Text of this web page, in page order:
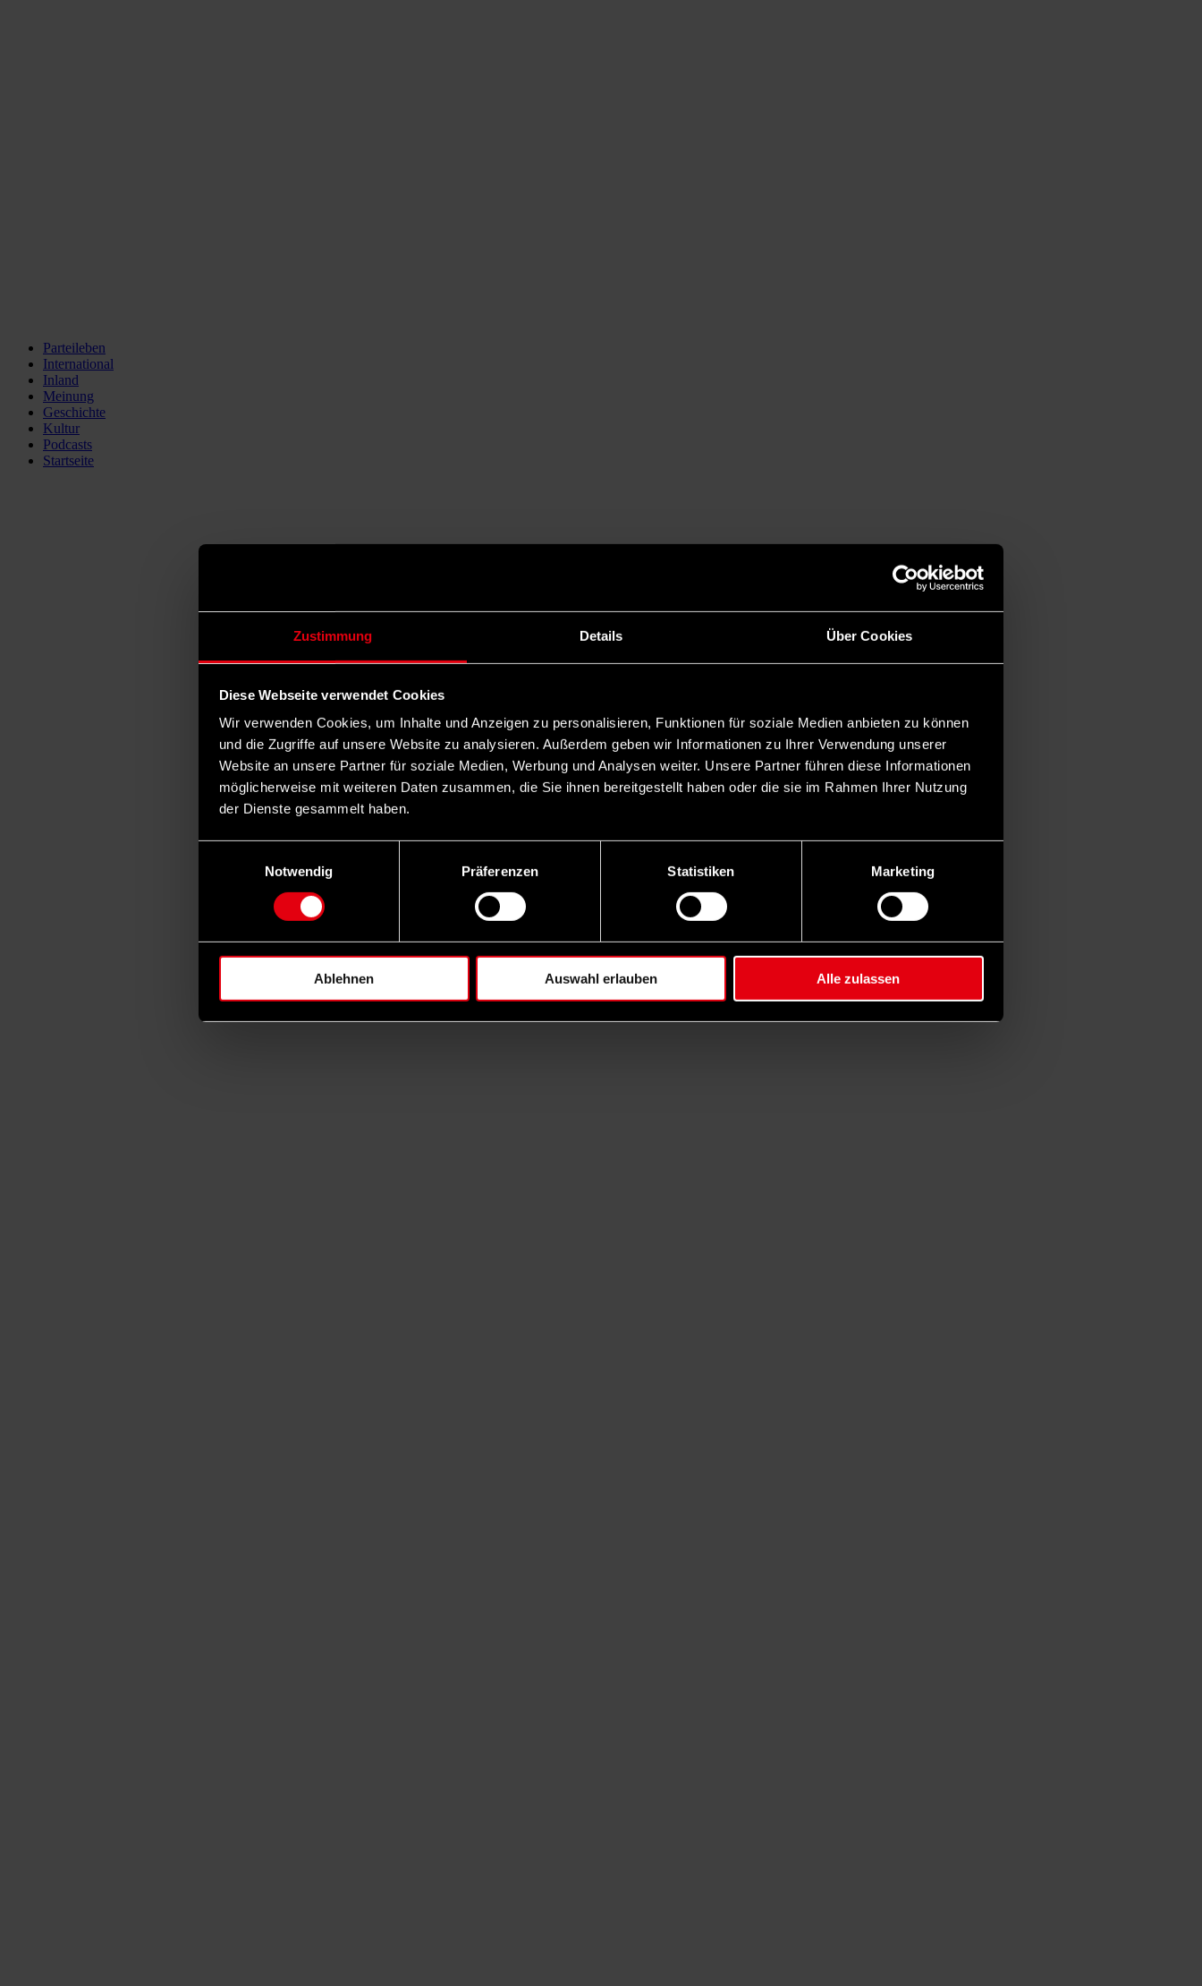
Zustimmung Details Über Cookies
Diese Webseite verwendet Cookies
Wir verwenden Cookies, um Inhalte und Anzeigen zu personalisieren, Funktionen für soziale Medien anbieten zu können
und die Zugriffe auf unsere Website zu analysieren. Außerdem geben wir Informationen zu Ihrer Verwendung unserer
Website an unsere Partner für soziale Medien, Werbung und Analysen weiter. Unsere Partner führen diese Informationen
möglicherweise mit weiteren Daten zusammen, die Sie ihnen bereitgestellt haben oder die sie im Rahmen Ihrer Nutzung
der Dienste gesammelt haben.
Notwendig
Präferenzen Statistiken Marketing
Ablehnen Auswahl erlauben Alle zulassen
Parteileben
International
Inland
Meinung
Geschichte
Kultur
Podcasts
Startseite